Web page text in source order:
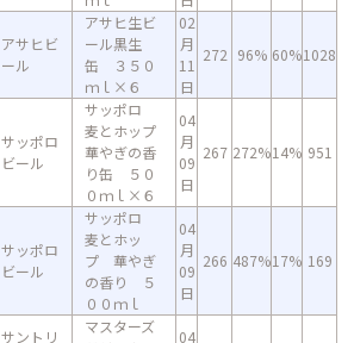
アサヒビ
ール
アサヒ生ビ
ール黒生
缶 ３５０
ｍｌ×６
02
月
11
日
272 96% 60%1028
サッポロ
ビール
サッポロ
麦とホップ
華やぎの香
り缶 ５０
０ｍｌ×６
04
月
09
日
267 272%14% 951
サッポロ
ビール
サッポロ
麦とホッ
プ 華やぎ
の香り ５
００ｍｌ
04
月
09
日
266 487%17% 169
サントリ
マスターズ
04